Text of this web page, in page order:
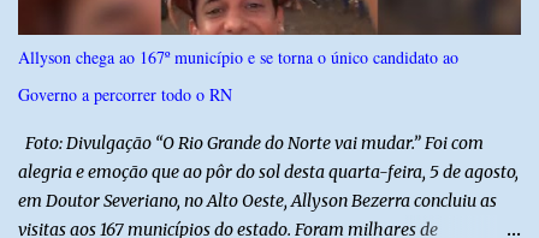
30, a pedido da PF, que apura se ele utilizou a influência do pai
para defender interesses empresariais com a administração
pública. Segundo a Polícia Federal, a atuação dele contou com a
ajuda de Luchsinger e se concentrou no Ministério da Saúde e no
Allyson chega ao 167º município e se torna o único candidato ao
Governo a percorrer todo o RN
Foto: Divulgação “O Rio Grande do Norte vai mudar.” Foi com
alegria e emoção que ao pôr do sol desta quarta-feira, 5 de agosto,
em Doutor Severiano, no Alto Oeste, Allyson Bezerra concluiu as
visitas aos 167 municípios do estado. Foram milhares de